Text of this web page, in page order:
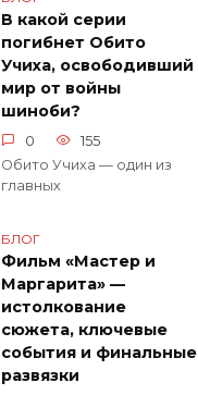
В какой серии
погибнет Обито
Учиха, освободивший
мир от войны
шиноби?
0
155
Обито Учиха — один из
главных
БЛОГ
Фильм «Мастер и
Маргарита» —
истолкование
сюжета, ключевые
события и финальные
развязки